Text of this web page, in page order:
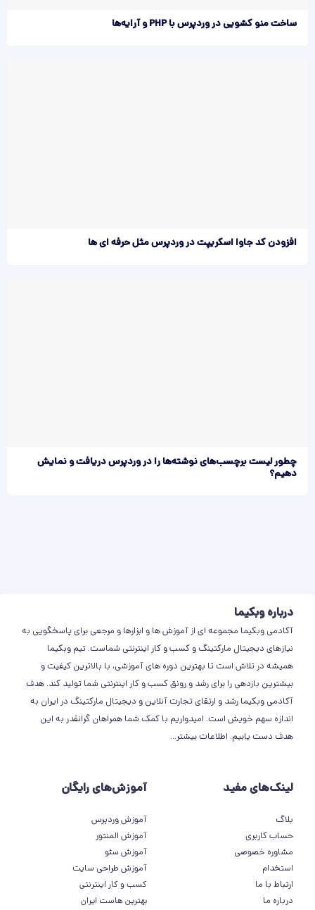
ساخت منو کشویی در وردپرس با PHP و آرایه‌ها
افزودن کد جاوا اسکریپت در وردپرس مثل حرفه ای ها
چطور لیست برچسب‌های نوشته‌ها را در وردپرس دریافت و نمایش
دهیم؟
درباره وبکیما
آکادمی وبکیما مجموعه ای از آموزش ها و ابزارها و مرجعی برای پاسخگویی به
نیازهای دیجیتال مارکتینگ و کسب و کار اینترنتی شماست. تیم وبکیما
همیشه در تلاش است تا بهترین دوره های آموزشی، با بالاترین کیفیت و
بیشترین بازدهی را برای رشد و رونق کسب و کار اینترنتی شما تولید کند. هدف
آکادمی وبکیما رشد و ارتقای تجارت آنلاین و دیجیتال مارکتینگ در ایران به
اندازه سهم خویش است. امیدواریم با کمک شما همراهان گرانقدر به این
هدف دست یابیم. اطلاعات بیشتر...
لینک‌های مفید
بلاگ
حساب کاربری
مشاوره خصوصی
استخدام
ارتباط با ما
درباره ما
آموزش‌های رایگان
آموزش وردپرس
آموزش المنتور
آموزش سئو
آموزش طراحی سایت
کسب و کار اینترنتی
بهترین هاست ایران